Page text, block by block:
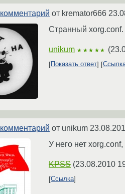
комментарий от kremator666
Странный xorg.conf.
unikum ★★★★★ (
Показать ответ
комментарий от unikum
У него нет
KPSS (23.08.2010
Ссылка